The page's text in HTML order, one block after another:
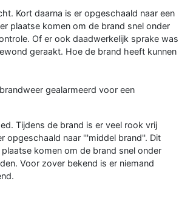
Kort daarna is er opgeschaald naar een
plaatse komen om de brand snel onder
Of er ook daadwerkelijk sprake was
geraakt. Hoe de brand heeft kunnen
gealarmeerd voor een
Tijdens de brand is er veel rook vrij
opgeschaald naar '''middel brand''. Dit
komen om de brand snel onder
Voor zover bekend is er niemand